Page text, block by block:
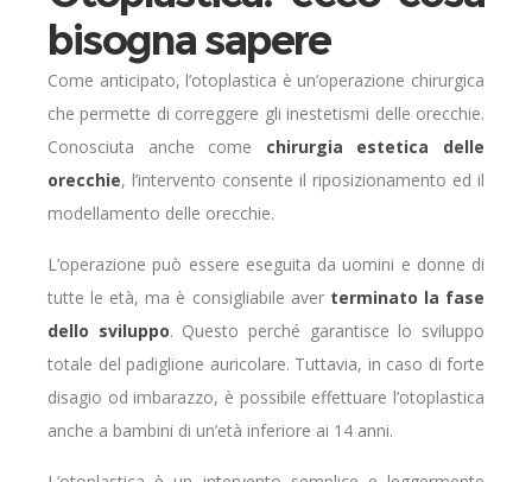
bisogna sapere
Come anticipato, l’otoplastica è un’operazione chirurgica
che permette di correggere gli inestetismi delle orecchie.
Conosciuta anche come chirurgia estetica delle
orecchie, l’intervento consente il riposizionamento ed il
modellamento delle orecchie.
L’operazione può essere eseguita da uomini e donne di
tutte le età, ma è consigliabile averterminato la fase
dello sviluppo. Questo perché garantisce lo sviluppo
totale del padiglione auricolare. Tuttavia, in caso di forte
disagio od imbarazzo, è possibile effettuare l’otoplastica
anche a bambini di un’età inferiore ai 14 anni.